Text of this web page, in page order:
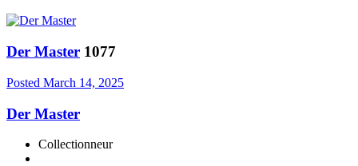
Der Master 1077
Posted March 14, 2025
Der Master
Collectionneur